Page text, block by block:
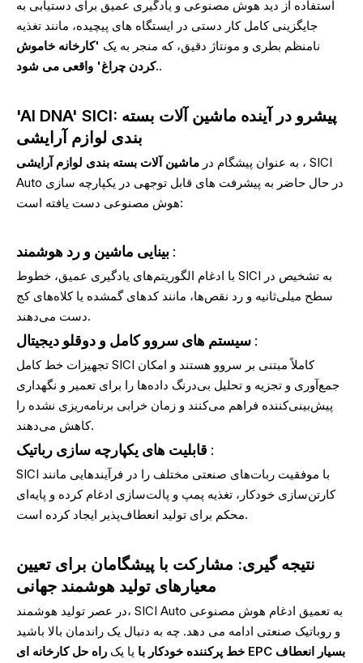
استفاده از دید هوش مصنوعی و یادگیری عمیق برای دستیابی به
جایگزینی کامل کار دستی در ایستگاه های پیچیده، مانند تغذیه
نامنظم بطری و مونتاژ دقیق، که منجر به یک 'کارخانه خاموش
کردن چراغ' واقعی می شود..
'AI DNA' SICI: پیشرو در آینده ماشین آلات بسته
بندی لوازم آرایشی
به عنوان پیشگام در ، SICI
Auto در حال حاضر به پیشرفت های قابل توجهی در یکپارچه سازی
هوش مصنوعی دست یافته است:
:
با ادغام الگوریتم‌های یادگیری عمیق، خطوط SICI به تشخیص در
سطح میلی‌ثانیه و رد نقص‌ها، مانند کدهای گمشده یا کلاه‌های کج
دست می‌دهند.
:
تجهیزات خط کامل SICI کاملاً مبتنی بر سروو هستند و امکان
جمع‌آوری و تجزیه و تحلیل بی‌درنگ داده‌ها را برای تعمیر و نگهداری
پیش‌بینی‌کننده فراهم می‌کنند و زمان خرابی برنامه‌ریزی نشده را
کاهش می‌دهند.
:
SICI با موفقیت ربات‌های صنعتی مختلف را در فرآیندهایی مانند
کارتن‌سازی خودکار، تغذیه پمپ و پالت‌سازی ادغام کرده و پایه‌ای
محکم برای تولید انعطاف‌پذیر ایجاد کرده است.
نتیجه گیری: مشارکت با پیشگامان برای تعیین
معیارهای تولید هوشمند جهانی
در عصر تولید هوشمند، SICI Auto به تعمیق ادغام هوش مصنوعی
و روباتیک صنعتی ادامه می دهد. چه به دنبال یک راندمان بالا باشید
خط پرکننده خودکار با یا یک راه حل کارخانه ای EPC بسیار انعطاف